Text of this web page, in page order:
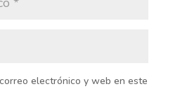
electrónico y web en este